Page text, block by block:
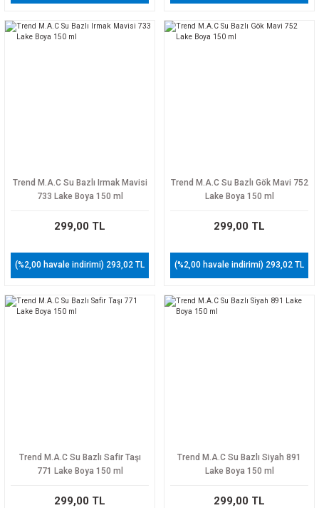
Trend M.A.C Su Bazlı Irmak Mavisi
733 Lake Boya 150 ml
299,00 TL
(%2,00 havale indirimi) 293,02 TL
Trend M.A.C Su Bazlı Gök Mavi 752
Lake Boya 150 ml
299,00 TL
(%2,00 havale indirimi) 293,02 TL
Trend M.A.C Su Bazlı Safir Taşı
771 Lake Boya 150 ml
299,00 TL
Trend M.A.C Su Bazlı Siyah 891
Lake Boya 150 ml
299,00 TL